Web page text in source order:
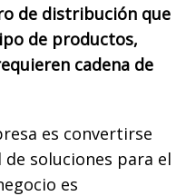
de distribución que
de productos,
cadena de
es convertirse
soluciones para el
es